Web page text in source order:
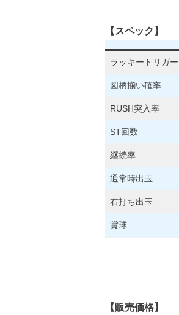
【スペック】
ラッキートリガー
図柄揃い確率
RUSH突入率
ST回数
継続率
通常時出玉
右打ち出玉
賞球
【販売価格】